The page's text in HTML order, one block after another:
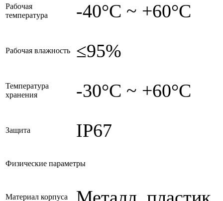
Рабочая
температура
-40°C ~ +60°C
Рабочая влажность ≤95%
Температура
хранения
-30°C ~ +60°C
Защита IP67
Физические параметры
Материал корпуса